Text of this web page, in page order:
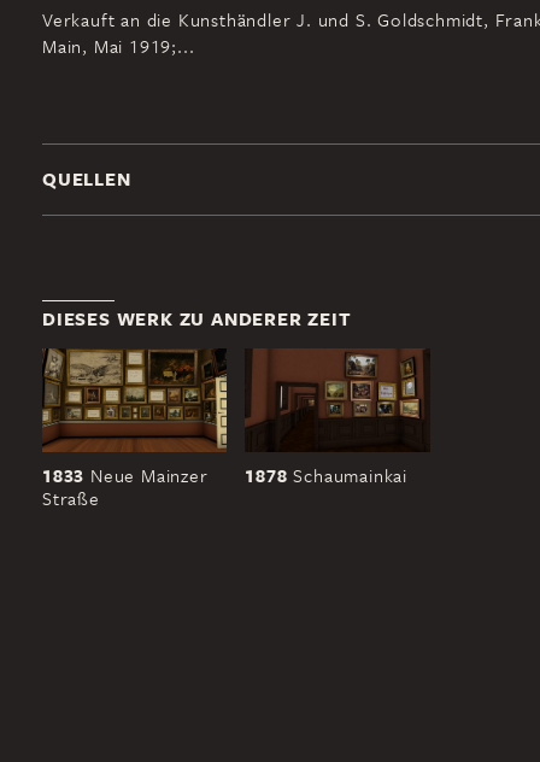
Verkauft an die Kunsthändler J. und S. Goldschmidt,
Main, Mai 1919;...
QUELLEN
DIESES WERK ZU ANDERER ZEIT
1833 Neue Mainzer
Straße
1878 Schaumainkai